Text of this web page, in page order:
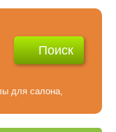
для салона